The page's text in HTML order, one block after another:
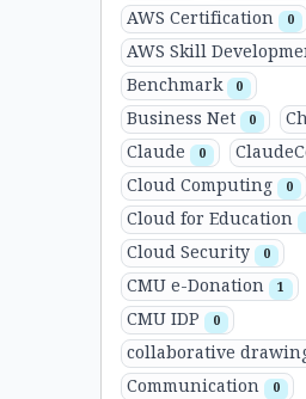
AWS Certification 0
AWS Skill
Benchmark 0
Business Net 0
Claude 0
Cloud Computing 0
Cloud for Education
Cloud Security 0
CMU e-Donation 1
CMU IDP 0
collaborative
Communication 0